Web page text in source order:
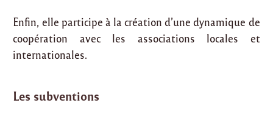
Enfin, elle participe à la création d’une dynamique de
coopération avec les associations locales et
internationales.
Les subventions